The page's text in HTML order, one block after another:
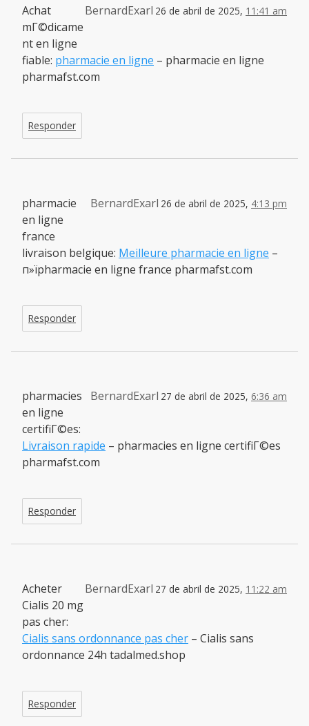
BernardExarl 26 de abril de 2025, 11:41 am
Achat
mГ©dicame
nt en ligne
fiable: pharmacie en ligne – pharmacie en ligne
pharmafst.com
Responder
BernardExarl 26 de abril de 2025, 4:13 pm
pharmacie
en ligne
france
livraison belgique: Meilleure pharmacie en ligne –
п»їpharmacie en ligne france pharmafst.com
Responder
BernardExarl 27 de abril de 2025, 6:36 am
pharmacies
en ligne
certifiГ©es:
Livraison rapide – pharmacies en ligne certifiГ©es
pharmafst.com
Responder
BernardExarl 27 de abril de 2025, 11:22 am
Acheter
Cialis 20 mg
pas cher:
Cialis sans ordonnance pas cher – Cialis sans
ordonnance 24h tadalmed.shop
Responder